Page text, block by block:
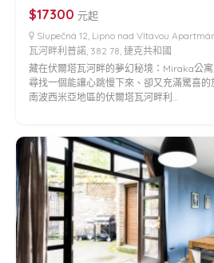
$17300 元起
Slupečná 12, Lipno nad Vltavou
瓦河畔利普諾, 382 78, 捷克共和國
藏在伏爾塔瓦河畔的夢幻秘境：Miraka公
尋找一個能讓心跳慢下來、卻又充滿驚喜
南波西米亞地區的伏爾塔瓦河畔利…